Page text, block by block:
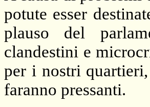
potute esser
plauso del
clandestini e
per i nostri
faranno pressanti.